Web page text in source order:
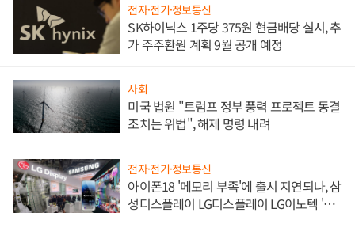
전자·전기·정보통신
SK하이닉스 1주당 375원 현금배당 실시, 추
가 주주환원 계획 9월 공개 예정
사회
미국 법원 "트럼프 정부 풍력 프로젝트 동결
조치는 위법", 해제 명령 내려
전자·전기·정보통신
아이폰18 '메모리 부족'에 출시 지연되나, 삼
성디스플레이 LG디스플레이 LG이노텍 '탈